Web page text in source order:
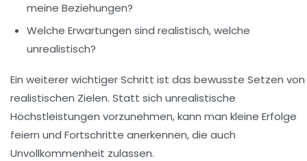
meine Beziehungen?
Welche Erwartungen sind realistisch, welche
unrealistisch?
Ein weiterer wichtiger Schritt ist das bewusste Setzen von
realistischen Zielen. Statt sich unrealistische
Höchstleistungen vorzunehmen, kann man kleine Erfolge
feiern und Fortschritte anerkennen, die auch
Unvollkommenheit zulassen.